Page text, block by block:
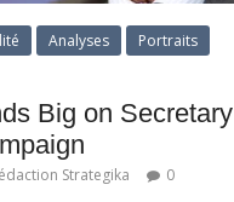
Analyses
Portraits
Big on Secretary
Strategika 0